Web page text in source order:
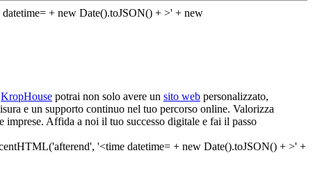
KropHouse potrai non solo avere un sito web personalizzato,
e un supporto continuo nel tuo percorso online. Valorizza
imprese. Affida a noi il tuo successo digitale e fai il passo